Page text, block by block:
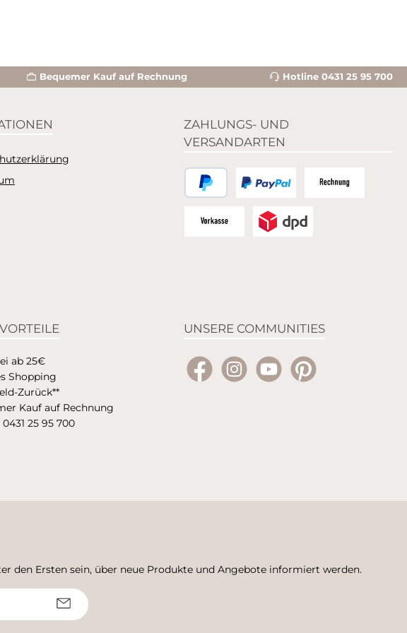
Bequemer Kauf auf Rechnung Hotline 0431 25 95 700
ZAHLUNGS- UND
VERSANDARTEN
UNSERE COMMUNITIES
FacebookInstagramYouTubePinterest
ab 25€
Shopping
Zurück**
Kauf auf Rechnung
25 95 700
den Ersten sein, über neue Produkte und Angebote informiert werden.